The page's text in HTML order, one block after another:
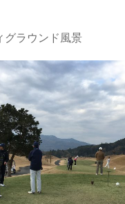
グラウンド風景